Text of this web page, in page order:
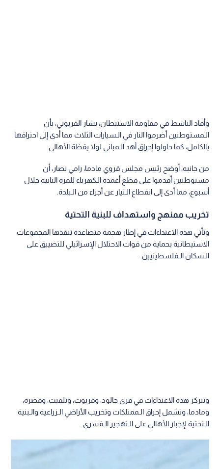
وأفاد الناشط في مقاومة الاستيطان، بشار القريوتي، بأن
الـمستوطنين أضرموا النار في الـسيارات الثلاث مما أدى إلى احتراقها
بالكامل، كما حاولوا إحراق أهد الـمباني لولا يقظة الأهالي.
من جانبه، أوضح رئيس مجلس قروي مادما، رامي نصار، أن
مستوطنين أقدموا على قطع أعمدة الـكهرباء للمرة الثانية خلال
أسبوع، مما أدى إلى انقطاع الـتيار عن أجزاء من الـبلدة.
تخريب ممنهج واستهداف للبنية التحتية
وتأتي هذه الاعتداءات في إطار هجمة متصاعدة تنفذها المجموعات
الاستيطانية بحماية من قوات الاحتلال الإسرائيلي للتضييق على
الـسكان الـفلسطينيين.
وتتركز هذه الاعتداءات في قرى جالود، وقريوت، وتلفيت، وقصرة،
ومادما، وتشمل إحراق الـممتلكات وتخريب الأراضي الـزراعية والـبنية
الـتحتية لإجبار الأهالي على الـتهجير الـقسري.